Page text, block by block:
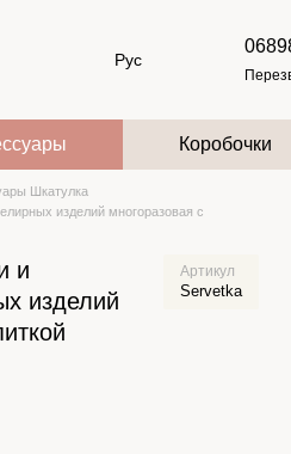
Рус
Коробочки
Шкатулка
изделий многоразовая с
и
изделий
Артикул
Servetka